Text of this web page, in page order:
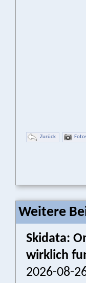
Zurück
Weitere
Skidata:
wirklich
2026-08-